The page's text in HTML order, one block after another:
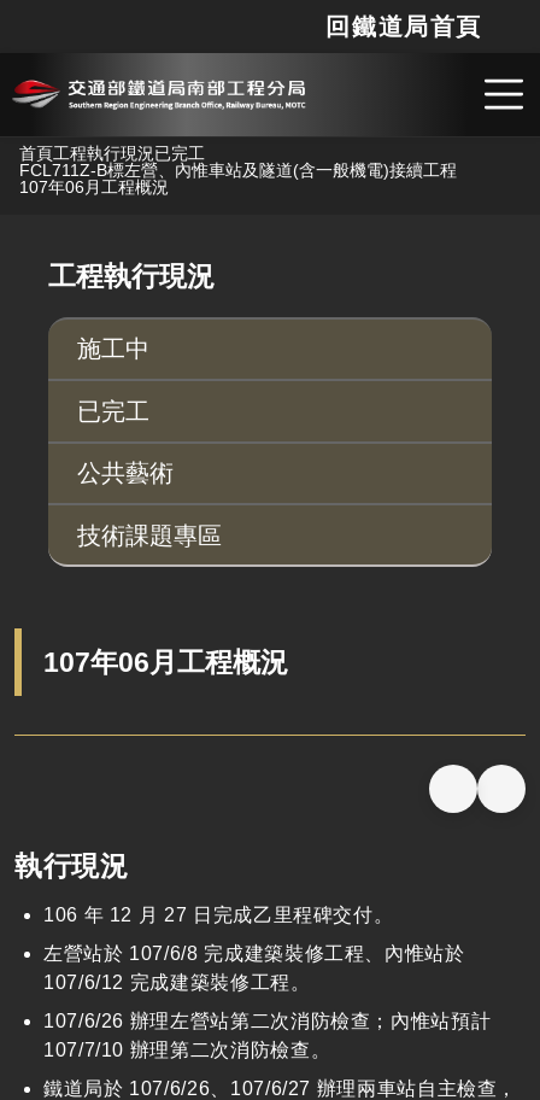
跳到主要內容
回鐵道局首頁
首頁工程執行現況已完工
FCL711Z-B標左營、內惟車站及隧道(含一般機電)接續工程
107年06月工程概況
工程執行現況
施工中
已完工
公共藝術
技術課題專區
107年06月工程概況
執行現況
106 年 12 月 27 日完成乙里程碑交付。
左營站於 107/6/8 完成建築裝修工程、內惟站於
107/6/12 完成建築裝修工程。
107/6/26 辦理左營站第二次消防檢查；內惟站預計
107/7/10 辦理第二次消防檢查。
鐵道局於 107/6/26、107/6/27 辦理兩車站自主檢查，